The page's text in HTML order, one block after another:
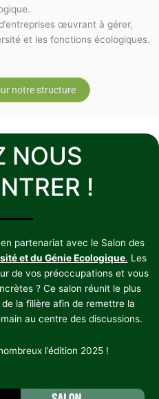
œuvrant à gérer,
et les fonctions écologiques.
notre structure
NOUS
!
partenariat avec le Salon des
et du Génie Ecologique. Les
de vos préoccupations et vous
? Ce salon réunit le plus
la filière afin de remettre la
au centre des discussions.
l’édition 2025 !